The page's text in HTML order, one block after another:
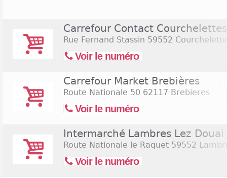
Carrefour Contact Courchelettes
Rue Fernand Stassin 59552
Voir le numéro
Carrefour Market Brebières
Route Nationale 50 62117 Brebieres
Voir le numéro
Intermarché Lambres Lez Douai
Route Nationale le Raquet 59552
Voir le numéro